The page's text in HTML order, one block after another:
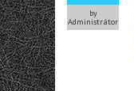
by
Administrátor